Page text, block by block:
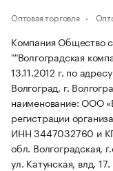
Оптовая торговля
Компания Общество
""Волгоградская
13.11.2012 г. по
Волгоград, г.
наименование: ООО
регистрации
ИНН 3447032760 и
обл. Волгоградская,
ул. Катунская, влд. 17.